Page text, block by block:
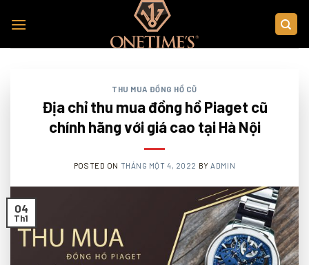
THU MUA ĐỒNG HỒ CŨ
Địa chỉ thu mua đồng hồ Piaget cũ
chính hãng với giá cao tại Hà Nội
POSTED ON THÁNG MỘT 4, 2022 BY ADMIN
04
Th1